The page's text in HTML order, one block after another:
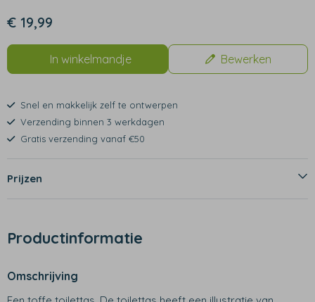
€ 19,99
In winkelmandje Bewerken
Snel en makkelijk zelf te ontwerpen
Verzending binnen 3 werkdagen
Gratis verzending vanaf €50
Prijzen
Productinformatie
Omschrijving